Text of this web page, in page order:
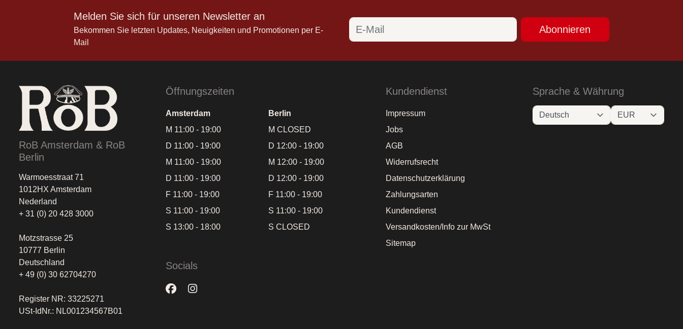
Melden Sie sich für unseren Newsletter an
Bekommen Sie letzten Updates, Neuigkeiten und Promotionen per E-
Mail
Abonnieren
RoB Amsterdam & RoB
Berlin
Warmoesstraat 71
1012HX Amsterdam
Nederland
+ 31 (0) 20 428 3000
Motzstrasse 25
10777 Berlin
Deutschland
+ 49 (0) 30 62704270
Register NR: 33225271
USt-IdNr.: NL001234567B01
Öffnungszeiten
Amsterdam
Berlin
M 11:00 - 19:00
D 11:00 - 19:00
M 11:00 - 19:00
D 11:00 - 19:00
F 11:00 - 19:00
S 11:00 - 19:00
S 13:00 - 18:00
M CLOSED
D 12:00 - 19:00
M 12:00 - 19:00
D 12:00 - 19:00
F 11:00 - 19:00
S 11:00 - 19:00
S CLOSED
Socials
Kundendienst
Impressum
Jobs
AGB
Widerrufsrecht
Datenschutzerklärung
Zahlungsarten
Kundendienst
Versandkosten/Info zur MwSt
Sitemap
Sprache & Währung